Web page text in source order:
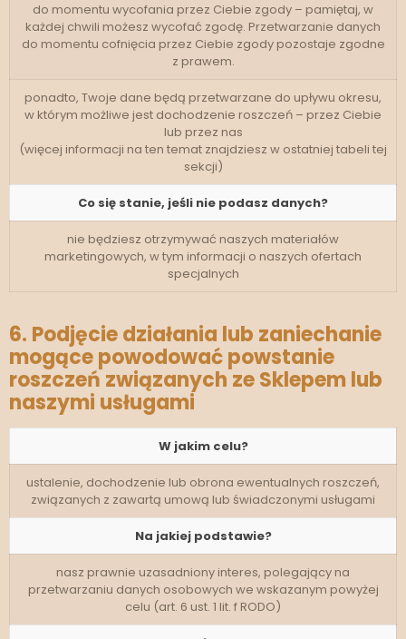
do momentu wycofania przez Ciebie zgody – pamiętaj, w
każdej chwili możesz wycofać zgodę. Przetwarzanie danych
do momentu cofnięcia przez Ciebie zgody pozostaje zgodne
z prawem.
ponadto, Twoje dane będą przetwarzane do upływu okresu,
w którym możliwe jest dochodzenie roszczeń – przez Ciebie
lub przez nas
(więcej informacji na ten temat znajdziesz w ostatniej tabeli tej
sekcji)
Co się stanie, jeśli nie podasz danych?
nie będziesz otrzymywać naszych materiałów
marketingowych, w tym informacji o naszych ofertach
specjalnych
6. Podjęcie działania lub zaniechanie
mogące powodować powstanie
roszczeń związanych ze Sklepem lub
naszymi usługami
W jakim celu?
ustalenie, dochodzenie lub obrona ewentualnych roszczeń,
związanych z zawartą umową lub świadczonymi usługami
Na jakiej podstawie?
nasz prawnie uzasadniony interes, polegający na
przetwarzaniu danych osobowych we wskazanym powyżej
celu (art. 6 ust. 1 lit. f RODO)